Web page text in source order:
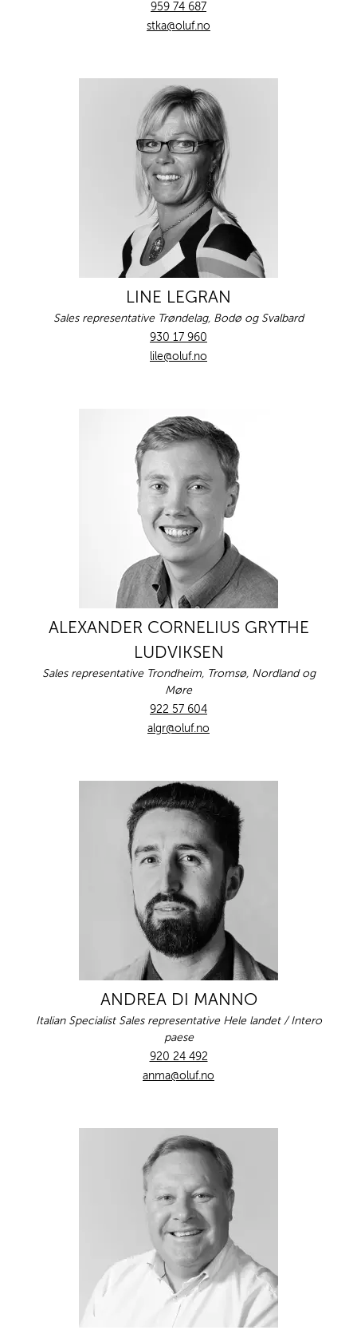
959 74 687
stka@oluf.no
LINE LEGRAN
Sales representative Trøndelag, Bodø og Svalbard
930 17 960
lile@oluf.no
ALEXANDER CORNELIUS GRYTHE
LUDVIKSEN
Sales representative Trondheim, Tromsø, Nordland og
Møre
922 57 604
algr@oluf.no
ANDREA DI MANNO
Italian Specialist Sales representative Hele landet / Intero
paese
920 24 492
anma@oluf.no